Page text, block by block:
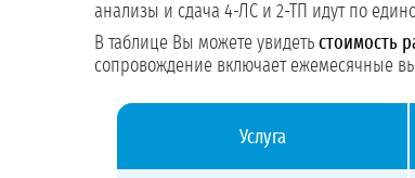
анализы и сдача 4-ЛС и 2-ТП идут по
В таблице Вы можете увидеть стоимость
сопровождение включает ежемесячные
Услуга